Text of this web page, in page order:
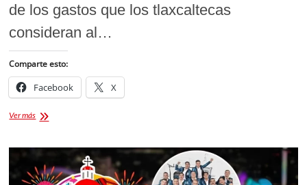
de los gastos que los tlaxcaltecas
consideran al…
Comparte esto:
Facebook X
Ver másLicencias
en
Tlaxcala
2026